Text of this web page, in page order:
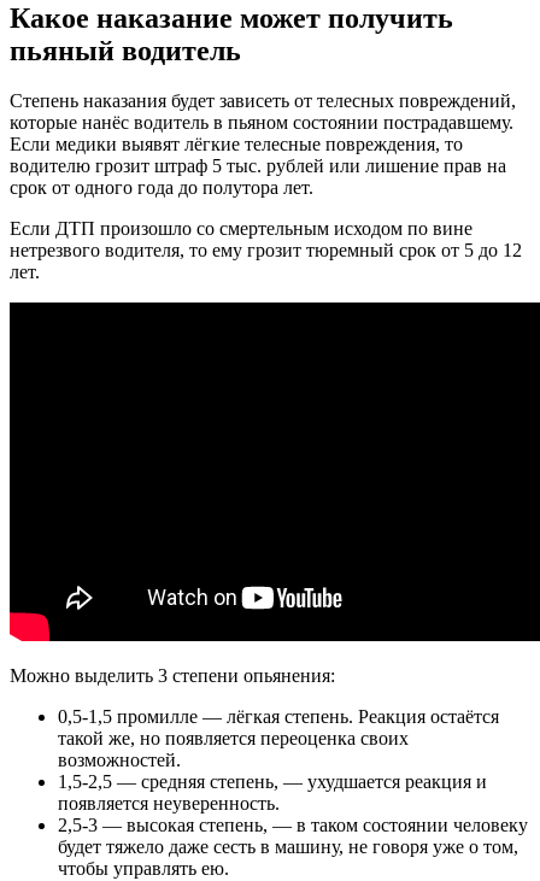
Какое наказание может получить
пьяный водитель
Степень наказания будет зависеть от телесных повреждений,
которые нанёс водитель в пьяном состоянии пострадавшему.
Если медики выявят лёгкие телесные повреждения, то
водителю грозит штраф 5 тыс. рублей или лишение прав на
срок от одного года до полутора лет.
Если ДТП произошло со смертельным исходом по вине
нетрезвого водителя, то ему грозит тюремный срок от 5 до 12
лет.
Можно выделить 3 степени опьянения:
0,5-1,5 промилле — лёгкая степень. Реакция остаётся
такой же, но появляется переоценка своих
возможностей.
1,5-2,5 — средняя степень, — ухудшается реакция и
появляется неуверенность.
2,5-3 — высокая степень, — в таком состоянии человеку
будет тяжело даже сесть в машину, не говоря уже о том,
чтобы управлять ею.